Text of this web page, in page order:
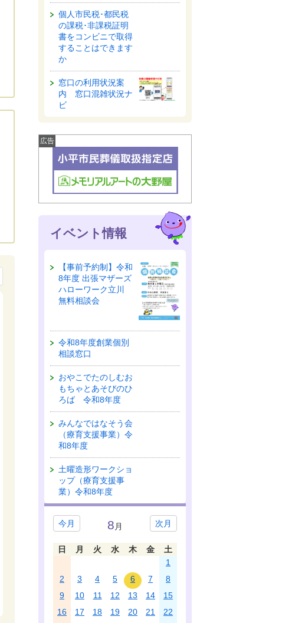
個人市民税･都民税
の課税･非課税証明
書をコンビニで取得
することはできます
か
窓口の利用状況案
内 窓口混雑状況ナ
ビ
広告
イベント情報
【事前予約制】令和
8年度 出張マザーズ
ハローワーク立川
無料相談会
令和8年度創業個別
相談窓口
おやこでたのしむお
もちゃとあそびのひ
ろば 令和8年度
みんなではなそう会
（療育支援事業）令
和8年度
土曜造形ワークショ
ップ（療育支援事
業）令和8年度
今月 次月
8 月
日 月 火 水 木 金
土
1
2
3 4 5 6 7
8
9
10 11 12 13 14
15
16
17 18 19 20 21
22